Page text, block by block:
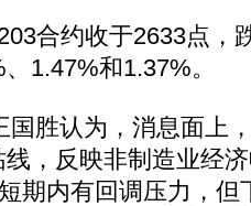
合约收于2633点，
1.47%和1.37%。
胜认为，消息面上
，反映非制造业经
期内有回调压力，